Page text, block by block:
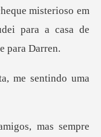
em
para a casa de
me sentindo